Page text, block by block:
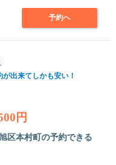
予約へ
出来てしかも安い！
円
区本村町の予約できる